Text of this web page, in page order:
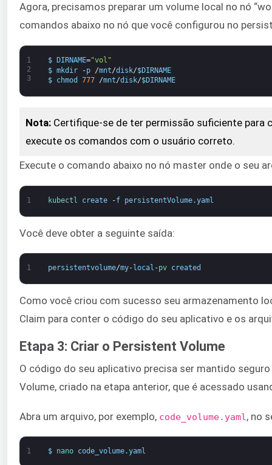
Agora, precisamos preparar um volume local no nó
comandos abaixo no nó que você configurou no
1
2
3
$ DIRNAME="vol"
$ mkdir -p /mnt/disk/$DIRNAME
$
chmod 777 /mnt/disk/$DIRNAME
Nota: Certifique-se de ter permissão suficiente
execute os comandos com o usuário correto.
Execute o comando abaixo no nó master onde o seu
1 kubectl create -f persistentVolume.yaml
Você deve obter a seguinte saída:
1 persistentvolume/my-local -pv created
Como você criou com sucesso seu armazenamento
Claim para conter o código do seu aplicativo e os
Etapa 3: Criar o Persistent Volume
O código do seu aplicativo precisa ser mantido
Volume, criado na etapa anterior, que é acessado
Abra um arquivo, por exemplo, code_volume.yaml , no
1 $ nano code_volume.yaml